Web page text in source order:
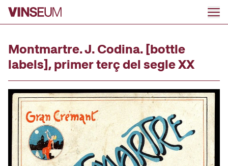
Go to content
Montmartre. J. Codina. [bottle
labels], primer terç del segle XX